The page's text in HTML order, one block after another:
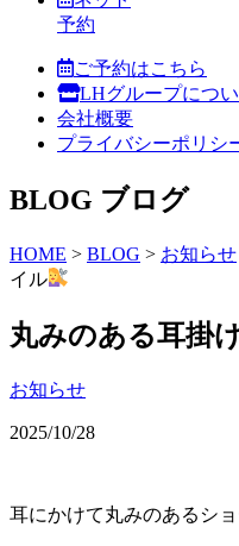
予約
ご予約はこちら
LHグループにつ
会社概要
プライバシーポリシ
BLOG ブログ
HOME > BLOG > お知らせ
イル
丸みのある耳掛
お知らせ
2025/10/28
耳にかけて丸みのあるシ